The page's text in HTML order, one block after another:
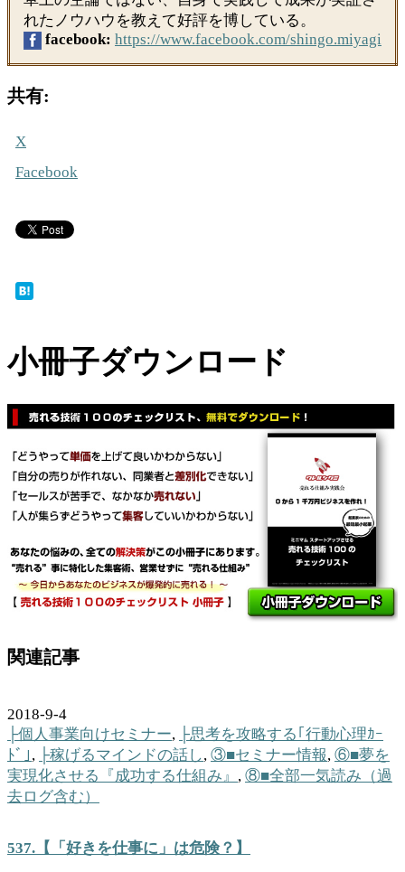
れたノウハウを教えて好評を博している。
facebook: https://www.facebook.com/shingo.miyagi
共有:
X
Facebook
小冊子ダウンロード
関連記事
2018-9-4
├個人事業向けセミナー, ├思考を攻略する｢行動心理ｶｰ
ﾄﾞ｣ , ├稼げるマインドの話し, ③■セミナー情報, ⑥■夢を
実現化させる『成功する仕組み』 , ⑧■全部一気読み（過
去ログ含む）
537.【「好きを仕事に」は危険？】